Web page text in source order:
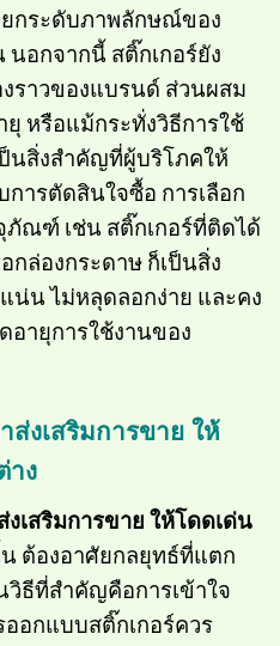
กระดับภาพลักษณ์ของ
อกจากนี้ สติ๊กเกอร์ยัง
งราวของแบรนด์ ส่วนผสม
หรือแม้กระทั่งวิธีการใช้
นสิ่งสำคัญที่ผู้บริโภคให้
ารตัดสินใจซื้อ การเลือก
ภัณฑ์ เช่น สติ๊กเกอร์ที่ติดได้
ล่องกระดาษ ก็เป็นสิ่ง
น่น ไม่หลุดลอกง่าย และคง
ายุการใช้งานของ
ส่งเสริมการขาย ให้
าง
เสริมการขาย ให้โดดเด่น
ต้องอาศัยกลยุทธ์ที่แตก
วิธีที่สำคัญคือการเข้าใจ
อกแบบสติ๊กเกอร์ควร